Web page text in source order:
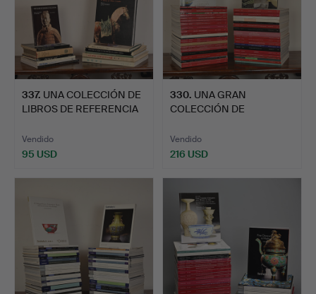
337. UNA COLECCIÓN DE
LIBROS DE REFERENCIA
Vendido
95 USD
330. UNA GRAN
COLECCIÓN DE
SUBASTA…
Vendido
216 USD